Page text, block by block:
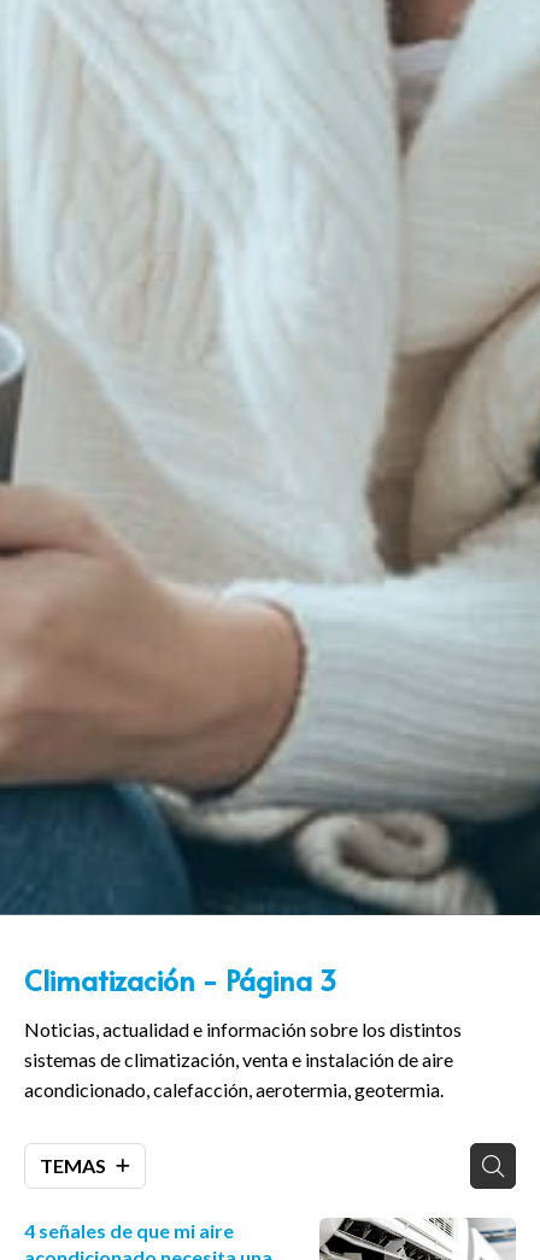
Climatización - Página 3
Noticias, actualidad e información sobre los distintos
sistemas de climatización, venta e instalación de aire
acondicionado, calefacción, aerotermia, geotermia.
TEMAS
4 señales de que mi aire